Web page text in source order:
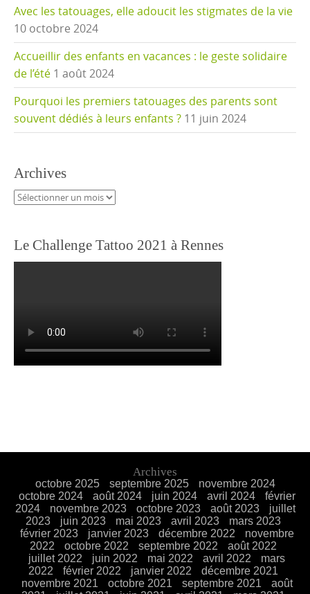
Avec les tatouages, elle adoucit les stigmates de la vie
10 octobre 2024
Accueillir des enfants en vacances : le geste solidaire
de l’été 1 août 2024
Pourquoi les premiers tatouages des parents sont
souvent dédiés à leurs enfants ? 11 juin 2024
Archives
Archives
Le Challenge Tattoo 2021 à Rennes
Archives
octobre 2025 septembre 2025
novembre 2024
octobre 2024
août 2024 juin 2024 avril 2024
février
2024
novembre 2023 octobre 2023 août 2023
juillet
2023
juin 2023 mai 2023 avril 2023
mars 2023
février 2023
janvier 2023 décembre 2022
novembre
2022
octobre 2022 septembre 2022
août 2022
juillet 2022
juin 2022 mai 2022 avril 2022
mars
2022
février 2022 janvier 2022
décembre 2021
novembre 2021
octobre 2021 septembre 2021
août